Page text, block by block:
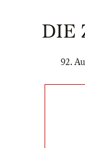
DIE
92.